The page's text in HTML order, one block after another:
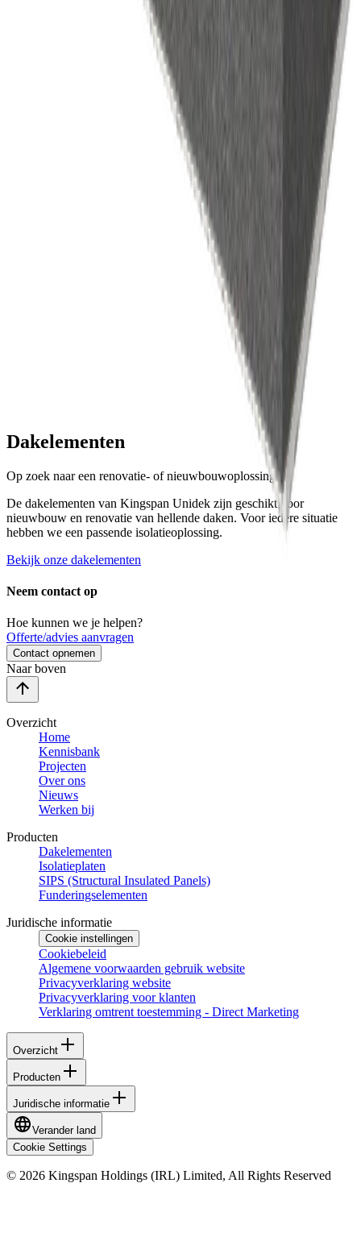
Dakelementen
Op zoek naar een renovatie- of nieuwbouwoplossing?
De dakelementen van Kingspan Unidek zijn geschikt voor
nieuwbouw en renovatie van hellende daken. Voor iedere situatie
hebben we een passende isolatieoplossing.
Bekijk onze dakelementen
Neem contact op
Hoe kunnen we je helpen?
Offerte/advies aanvragen
Contact opnemen
Naar boven
Overzicht
Home
Kennisbank
Projecten
Over ons
Nieuws
Werken bij
Producten
Dakelementen
Isolatieplaten
SIPS (Structural Insulated Panels)
Funderingselementen
Juridische informatie
Cookie instellingen
Cookiebeleid
Algemene voorwaarden gebruik website
Privacyverklaring website
Privacyverklaring voor klanten
Verklaring omtrent toestemming - Direct Marketing
Overzicht
Producten
Juridische informatie
Verander land
Cookie Settings
© 2026 Kingspan Holdings (IRL) Limited, All Rights Reserved